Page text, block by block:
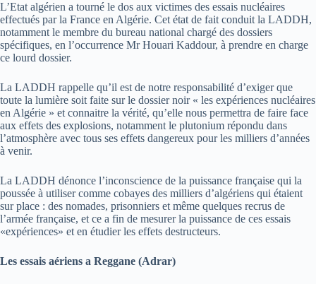
L’Etat algérien a tourné le dos aux victimes des essais nucléaires
effectués par la France en Algérie. Cet état de fait conduit la LADDH,
notamment le membre du bureau national chargé des dossiers
spécifiques, en l’occurrence Mr Houari Kaddour, à prendre en charge
ce lourd dossier.
La LADDH rappelle qu’il est de notre responsabilité d’exiger que
toute la lumière soit faite sur le dossier noir « les expériences nucléaires
en Algérie » et connaitre la vérité, qu’elle nous permettra de faire face
aux effets des explosions, notamment le plutonium répondu dans
l’atmosphère avec tous ses effets dangereux pour les milliers d’années
à venir.
La LADDH dénonce l’inconscience de la puissance française qui la
poussée à utiliser comme cobayes des milliers d’algériens qui étaient
sur place : des nomades, prisonniers et même quelques recrus de
l’armée française, et ce a fin de mesurer la puissance de ces essais
«expériences» et en étudier les effets destructeurs.
Les essais aériens a Reggane (Adrar)